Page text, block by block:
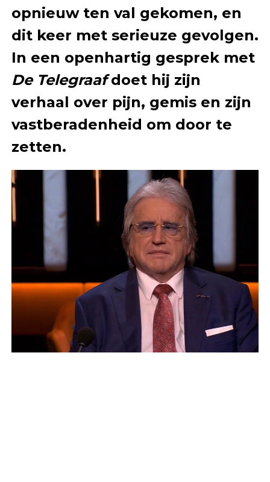
opnieuw ten val gekomen, en
dit keer met serieuze gevolgen.
In een openhartig gesprek met
De Telegraafdoet hij zijn
verhaal over pijn, gemis en zijn
vastberadenheid om door te
zetten.